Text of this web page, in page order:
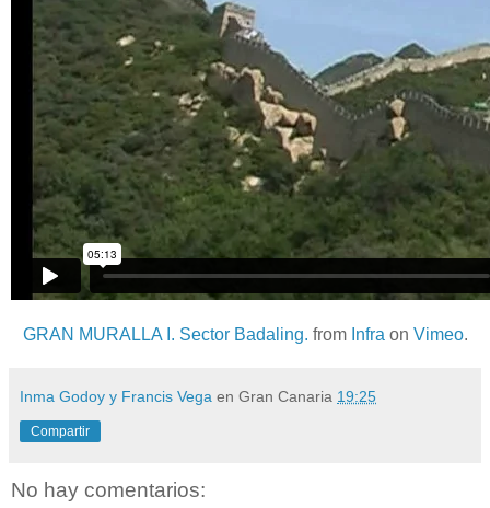
GRAN MURALLA I. Sector Badaling. from Infraon Vimeo.
Inma Godoy y Francis Vega en Gran Canaria 19:25
Compartir
No hay comentarios: